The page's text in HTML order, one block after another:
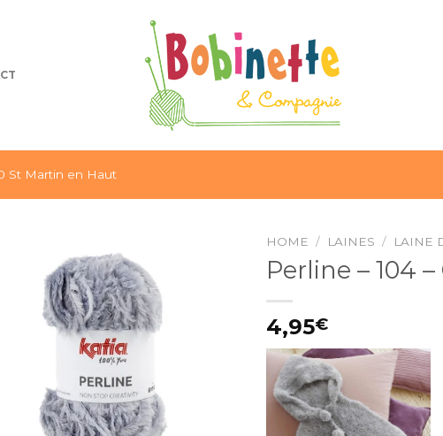
St Martin en Haut
HOME / LAINES / LAINE
Perline – 104 –
4,95€